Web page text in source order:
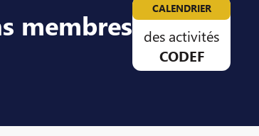
membres CALENDRIER
des activités
CODEF